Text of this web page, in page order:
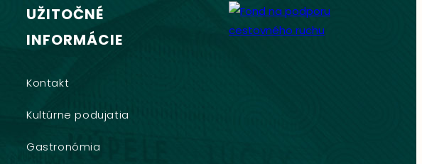
UŽITOČNÉ
INFORMÁCIE
Kontakt
Kultúrne podujatia
Gastronómia